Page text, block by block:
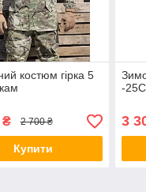
костюм гірка 5
2 700 ₴
Купити
-25С
3